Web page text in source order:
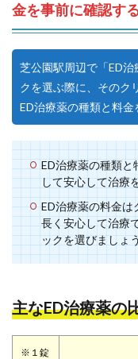
金を事前に確認す
芝公園駅周辺で「ED
クを選ぶ際に、そのク
ED治療薬の種類と料金
ED治療薬の種類
して安心して治療
ED治療薬の料金
長く安心して治療
ックを選びましょ
主なED治療薬の
※１錠